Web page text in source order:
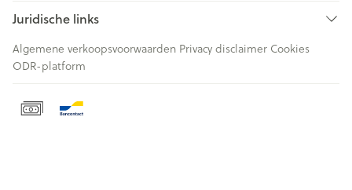
Juridische links
Algemene verkoopsvoorwaarden Privacy disclaimer Cookies
ODR-platform